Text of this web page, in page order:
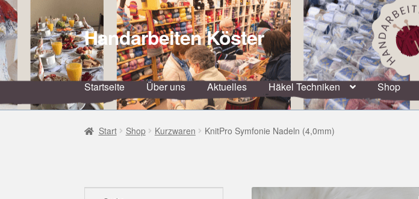
Zur
Navigation
springen
Zum
Inhalt
springen
Handarbeiten Köster
Startseite Über uns Aktuelles Häkel Techniken Shop
Start Shop Kurzwaren KnitPro Symfonie Nadeln (4,0mm)